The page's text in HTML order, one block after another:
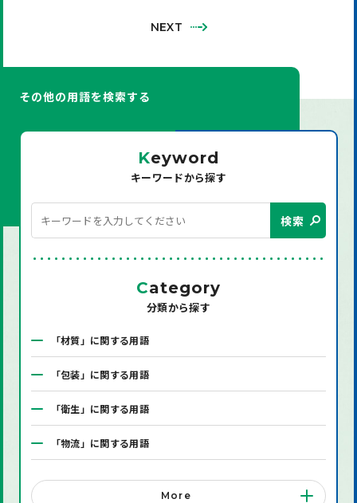
NEXT
その他の用語を検索する
Keyword
キーワードから探す
検索
Category
分類から探す
「材質」に関する用語
「包装」に関する用語
「衛生」に関する用語
「物流」に関する用語
「システム」に関する用語
More